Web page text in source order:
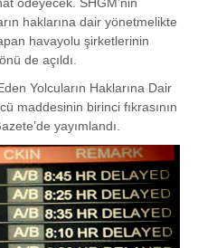
ödeyecek. SHGM'nin
haklarına dair yönetmelikte
havayolu şirketlerinin
de açıldı.
Yolcuların Haklarına Dair
maddesinin birinci fıkrasının
yayımlandı.